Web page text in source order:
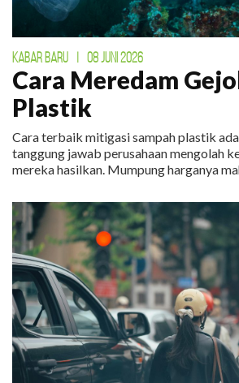
KABAR BARU 08 JUNI 2026
Cara Meredam
Plastik
Cara terbaik mitigasi sampah plastik
tanggung jawab perusahaan mengolah
mereka hasilkan. Mumpung harganya